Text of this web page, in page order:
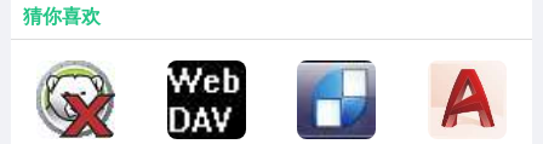
无定义类关键字。所有程序定义部分均采用表格填表方
式，用户无需记忆此类关键字及其使用格式。
集成化开发环境。集界面设计、代码编写、调试分析、编
猜你喜欢